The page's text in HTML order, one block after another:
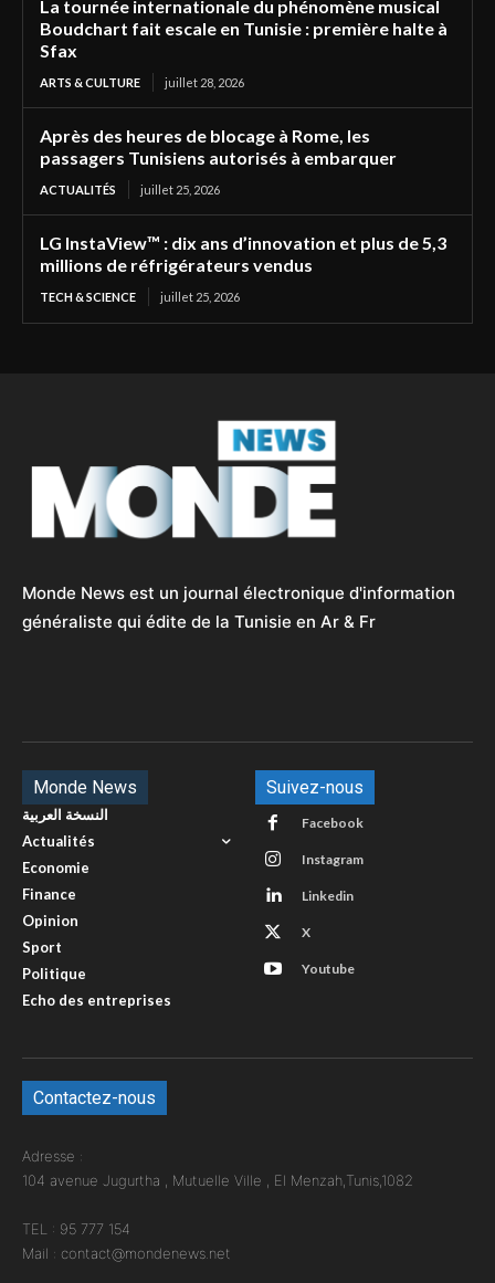
La tournée internationale du phénomène musical
Boudchart fait escale en Tunisie : première halte à
Sfax
ARTS & CULTURE juillet 28, 2026
Après des heures de blocage à Rome, les
passagers Tunisiens autorisés à embarquer
ACTUALITÉS juillet 25, 2026
LG InstaView™ : dix ans d’innovation et plus de 5,3
millions de réfrigérateurs vendus
TECH & SCIENCE juillet 25, 2026
Monde News est un journal électronique d'information
généraliste qui édite de la Tunisie en Ar & Fr
Monde News
النسخة العربية
Actualités
Economie
Finance
Opinion
Sport
Politique
Echo des entreprises
Suivez-nous
Facebook
Instagram
Linkedin
X
Youtube
Contactez-nous
Adresse :
104 avenue Jugurtha , Mutuelle Ville , El Menzah,Tunis,1082
TEL : 95 777 154
Mail : contact@mondenews.net